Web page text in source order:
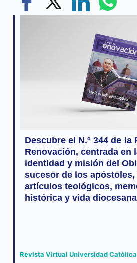
Descubre el N.º 344 de la
Renovación, centrada en
identidad y misión del
sucesor de los apóstoles,
artículos teológicos,
histórica y vida
Revista Virtual Universidad